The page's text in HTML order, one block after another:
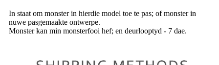
In staat om monster in hierdie model toe te pas; of monster in
nuwe pasgemaakte ontwerpe.
Monster kan min monsterfooi hef; en deurlooptyd - 7 dae.